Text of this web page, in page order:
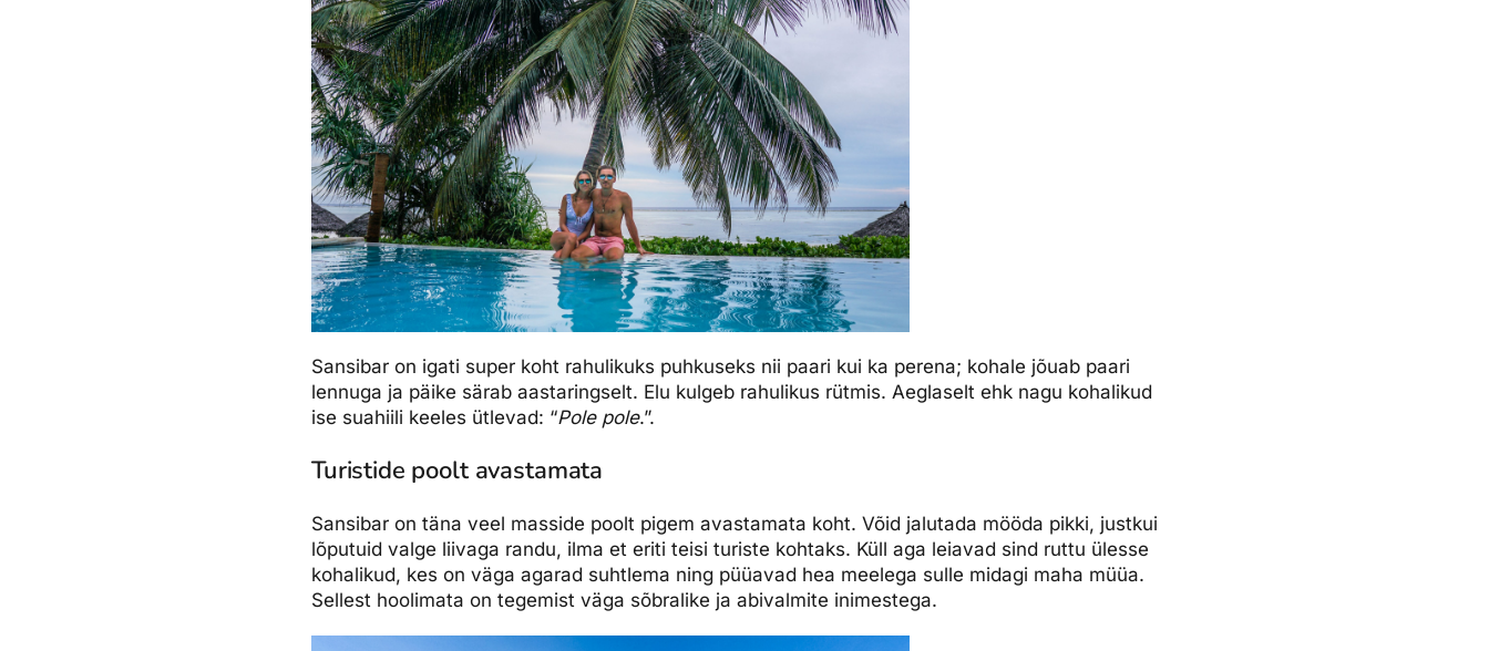
Sansibar on igati super koht rahulikuks puhkuseks nii paari kui ka perena; kohale jõuab paari
lennuga ja päike särab aastaringselt. Elu kulgeb rahulikus rütmis. Aeglaselt ehk nagu kohalikud
ise suahiili keeles ütlevad: “Pole pole.”.
Turistide poolt avastamata
Sansibar on täna veel masside poolt pigem avastamata koht. Võid jalutada mööda pikki, justkui
lõputuid valge liivaga randu, ilma et eriti teisi turiste kohtaks. Küll aga leiavad sind ruttu ülesse
kohalikud, kes on väga agarad suhtlema ning püüavad hea meelega sulle midagi maha müüa.
Sellest hoolimata on tegemist väga sõbralike ja abivalmite inimestega.